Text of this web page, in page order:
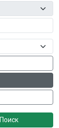
Поиск